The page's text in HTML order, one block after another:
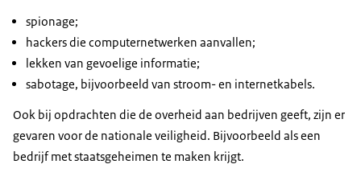
spionage;
hackers die computernetwerken aanvallen;
lekken van gevoelige informatie;
sabotage, bijvoorbeeld van stroom- en internetkabels.
Ook bij opdrachten die de overheid aan bedrijven geeft, zijn er
gevaren voor de nationale veiligheid. Bijvoorbeeld als een
bedrijf met staatsgeheimen te maken krijgt.